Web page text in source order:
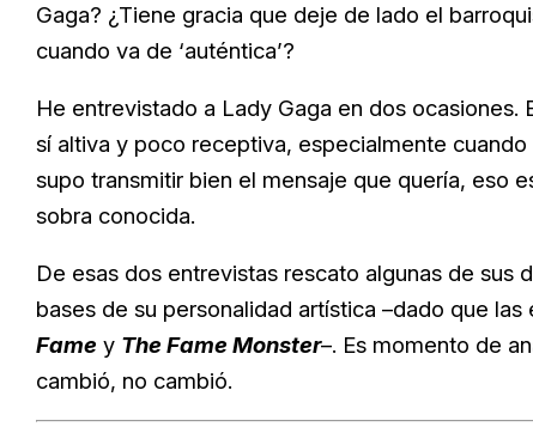
Gaga? ¿Tiene gracia que deje de lado el
cuando va de ‘auténtica’?
He entrevistado a Lady Gaga en dos
sí altiva y poco receptiva, especialmente
supo transmitir bien el mensaje que quería, eso
sobra conocida.
De esas dos entrevistas rescato algunas de sus
bases de su personalidad artística –dado que
Fame y The Fame Monster–. Es momento de
cambió, no cambió.